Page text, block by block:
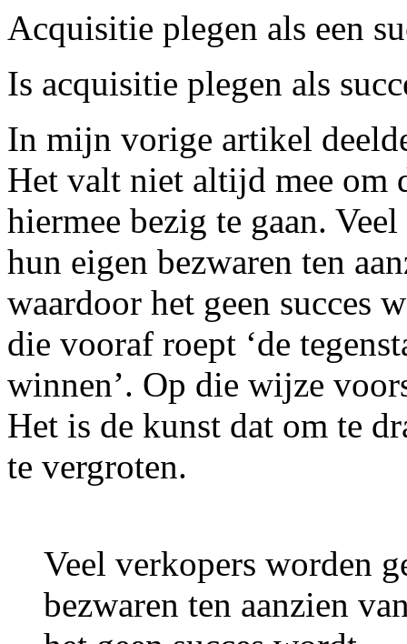
Acquisitie plegen als een
Is acquisitie plegen als
In mijn vorige artikel
Het valt niet altijd mee om
hiermee bezig te gaan.
hun eigen bezwaren ten
waardoor het geen succes
die vooraf roept ‘de
winnen’. Op die wijze
Het is de kunst dat om te
te vergroten.
Veel verkopers worden
bezwaren ten aanzien